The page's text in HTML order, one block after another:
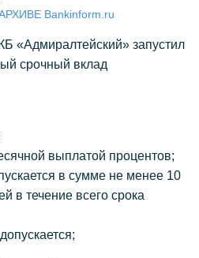
Bankinform.ru
«Адмиралтейский» запустил
срочный вклад
выплатой процентов;
в сумме не менее 10
в течение всего срока